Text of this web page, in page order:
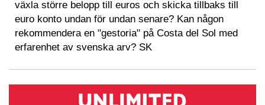
växla större belopp till euros och skicka tillbaks till
euro konto undan för undan senare? Kan någon
rekommendera en "gestoria" på Costa del Sol med
erfarenhet av svenska arv? SK